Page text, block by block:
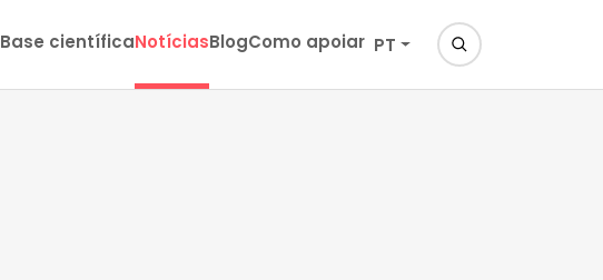
Base científicaNotíciasBlogComo apoiar PT